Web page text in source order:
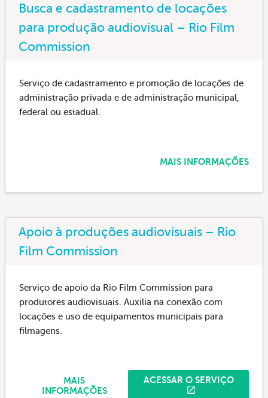
Busca e cadastramento de locações
para produção audiovisual – Rio Film
Commission
Serviço de cadastramento e promoção de locações de
administração privada e de administração municipal,
federal ou estadual.
MAIS INFORMAÇÕES
Apoio à produções audiovisuais – Rio
Film Commission
Serviço de apoio da Rio Film Commission para
produtores audiovisuais. Auxilia na conexão com
locações e uso de equipamentos municipais para
filmagens.
ACESSAR O SERVIÇO
MAIS
INFORMAÇÕES